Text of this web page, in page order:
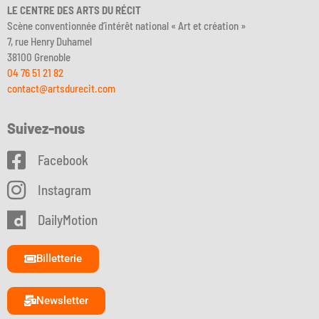
LE CENTRE DES ARTS DU RÉCIT
Scène conventionnée d’intérêt national « Art et création »
7, rue Henry Duhamel
38100 Grenoble
04 76 51 21 82
contact@artsdurecit.com
Suivez-nous
Facebook
Instagram
DailyMotion
Billetterie
Newsletter